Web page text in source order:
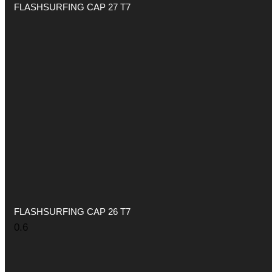
FLASHSURFING CAP 27 T7
FLASHSURFING CAP 26 T7